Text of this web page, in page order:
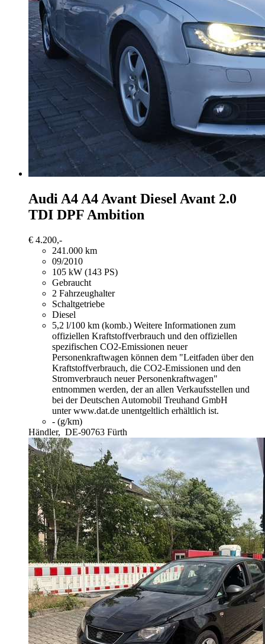
Audi A4 A4 Avant Diesel Avant 2.0
TDI DPF Ambition
€ 4.200,-
241.000 km
09/2010
105 kW (143 PS)
Gebraucht
2 Fahrzeughalter
Schaltgetriebe
Diesel
5,2 l/100 km (komb.) Weitere Informationen zum
offiziellen Kraftstoffverbrauch und den offiziellen
spezifischen CO2-Emissionen neuer
Personenkraftwagen können dem "Leitfaden über den
Kraftstoffverbrauch, die CO2-Emissionen und den
Stromverbrauch neuer Personenkraftwagen"
entnommen werden, der an allen Verkaufsstellen und
bei der Deutschen Automobil Treuhand GmbH
unter www.dat.de unentgeltlich erhältlich ist.
- (g/km)
Händler, DE-90763 Fürth